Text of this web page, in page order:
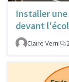
Installer
devant
Claire Verni